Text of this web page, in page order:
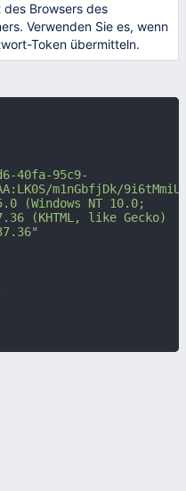
des Browsers des
Verwenden Sie es, wenn
Token übermitteln.
40fa-95c9-
m1nGbfjDk/
(Windows NT 10.0;
(KHTML, like Gecko)